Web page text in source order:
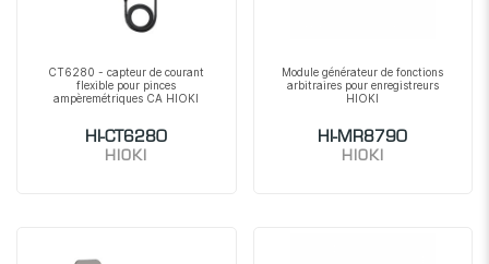
CT6280 - capteur de courant
flexible pour pinces
ampèremétriques CA HIOKI
HI-CT6280
HIOKI
Module générateur de fonctions
arbitraires pour enregistreurs
HIOKI
HI-MR8790
HIOKI